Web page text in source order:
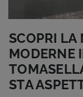
SCOPRI LA
MODERNE
STA